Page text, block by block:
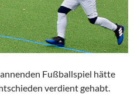
Fußballspiel hätte
verdient gehabt.